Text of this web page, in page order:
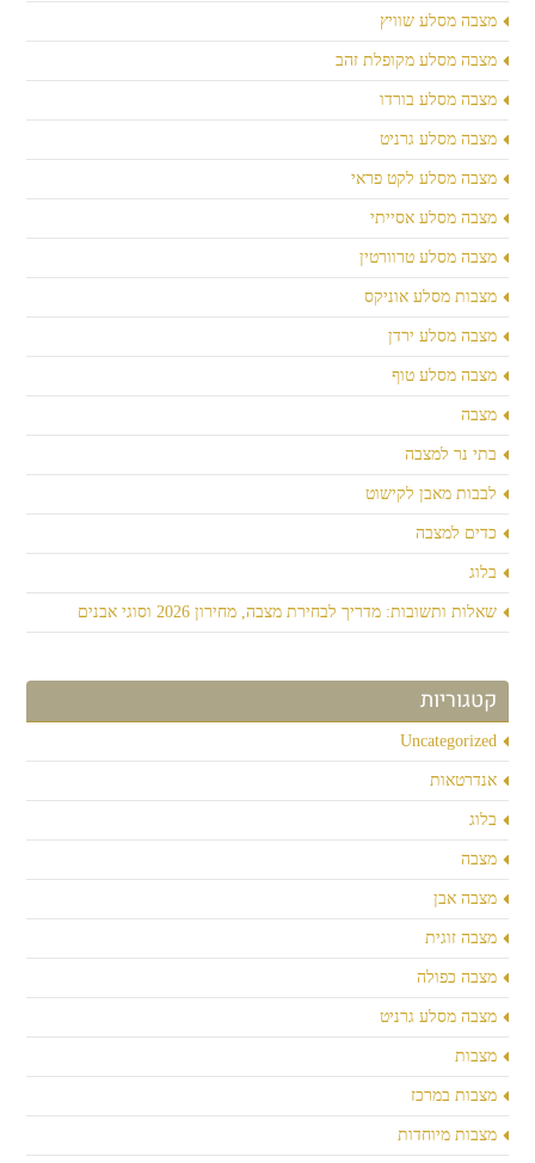
מצבה מסלע שוויץ
מצבה מסלע מקופלת זהב
מצבה מסלע בורדו
מצבה מסלע גרניט
מצבה מסלע לקט פראי
מצבה מסלע אסייתי
מצבה מסלע טרוורטין
מצבות מסלע אוניקס
מצבה מסלע ירדן
מצבה מסלע טוף
מצבה
בתי נר למצבה
לבבות מאבן לקישוט
כדים למצבה
בלוג
שאלות ותשובות: מדריך לבחירת מצבה, מחירון 2026 וסוגי אבנים
קטגוריות
Uncategorized
אנדרטאות
בלוג
מצבה
מצבה אבן
מצבה זוגית
מצבה כפולה
מצבה מסלע גרניט
מצבות
מצבות במרכז
מצבות מיוחדות